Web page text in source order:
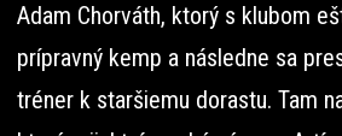
Adam Chorváth, ktorý s klubom
prípravný kemp a následne sa
tréner k staršiemu dorastu. Tam